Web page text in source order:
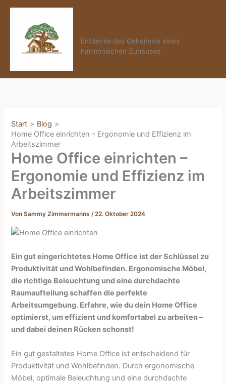
Zum
springen
Entdecke das Geheimnis eines
harmonischen Zuhauses
Start
Blog
Home Office einrichten – Ergonomie und Effizienz im
Arbeitszimmer
Home Office einrichten –
Ergonomie und Effizienz im
Arbeitszimmer
VonSammy Zimmermanns/22. Oktober 2024
Ein gut eingerichtetes Home Office ist der Schlüssel zu
Produktivität und Wohlbefinden. Ergonomische Möbel,
die richtige Beleuchtung und eine durchdachte
Raumaufteilung schaffen die perfekte
Arbeitsumgebung. Erfahre, wie du dein Home Office
optimierst, um effizient und komfortabel zu arbeiten –
und dabei deinen Rücken schonst!
Ein gut gestaltetes Home Office ist entscheidend für
Produktivität und Wohlbefinden. Durch ergonomische
Möbel, optimale Beleuchtung und eine durchdachte